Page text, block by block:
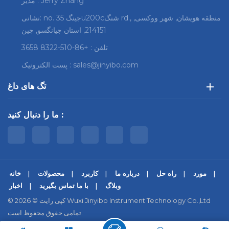
نشانی: no. 35 جینگu200cشنگ rd., منطقه هویشان, شهر ووکسی,
214151, استان جیانگسو, چین
تلفن : +86-510-8322 3658
پست الکترونیک : sales@jinyibo.com
تگ های داغ
ما را دنبال کنید :
خانه محصولات کاربرد درباره ما راه حل
مورد
اخبار
با ما تماس بگیرید
وبلاگ
© کپی رایت © 2026 Wuxi Jinyibo Instrument Technology Co.,Ltd
تمامی حقوق محفوظ است.
| سیاست حفظ حریم خصوصی